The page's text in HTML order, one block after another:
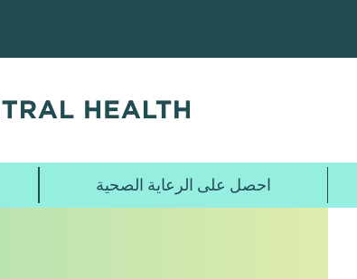
المحتوى
احصل على الرعاية الصحية